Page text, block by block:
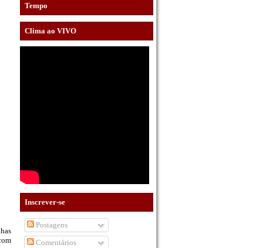
Tempo
Clima ao VIVO
Inscrever-se
Postagens
Comentários